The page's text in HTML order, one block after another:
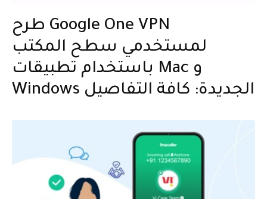
طرح Google One VPN
لمستخدمي سطح المكتب
باستخدام تطبيقات Mac و
Windows الجديدة: كافة التفاصيل